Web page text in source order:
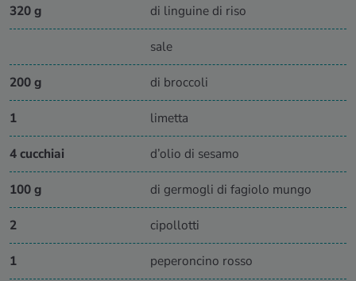
320 g di linguine di riso
sale
200 g di broccoli
1 limetta
4 cucchiai d’olio di sesamo
100 g di germogli di fagiolo mungo
2 cipollotti
1 peperoncino rosso